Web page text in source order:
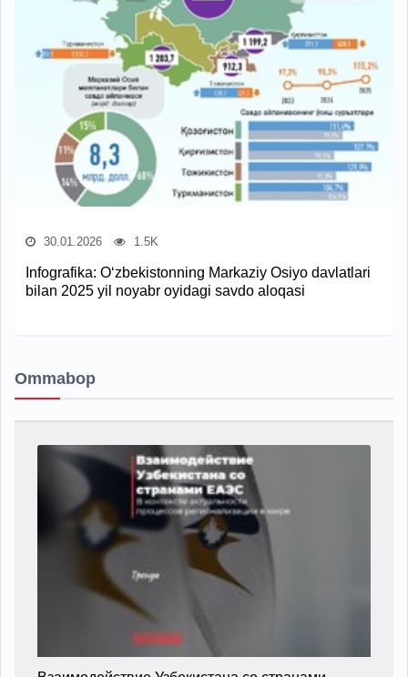
30.01.2026 1.5K
Infografika: O‘zbekistonning Markaziy Osiyo davlatlari
bilan 2025 yil noyabr oyidagi savdo aloqasi
Ommabop